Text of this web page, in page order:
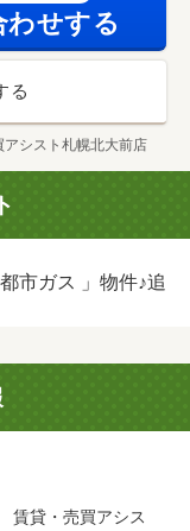
わせする
る
シスト札幌北大前店
市ガス 」物件♪追
賃貸・売買アシス